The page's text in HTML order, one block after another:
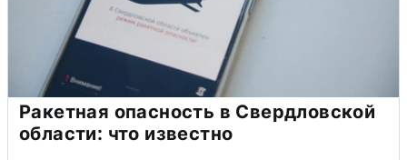
Ракетная опасность в Свердловской
области: что известно